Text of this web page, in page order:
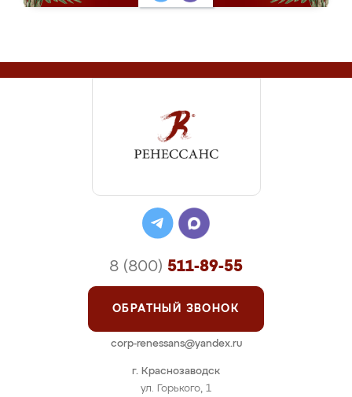
г. Краснозаводск
ул. Горького, 1
8 (800) 511-89-55
ОБРАТНЫЙ ЗВОНОК
corp-renessans@yandex.ru